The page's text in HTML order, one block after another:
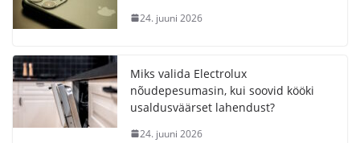
24. juuni 2026
Miks valida Electrolux
nõudepesumasin, kui soovid kööki
usaldusväärset lahendust?
24. juuni 2026